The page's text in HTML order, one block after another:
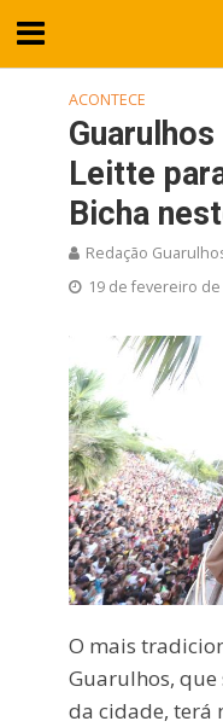
ACONTECE
Leitte
Bicha
Redação
19 de fevereiro de
O mais
Guarulhos, que
da cidade, terá